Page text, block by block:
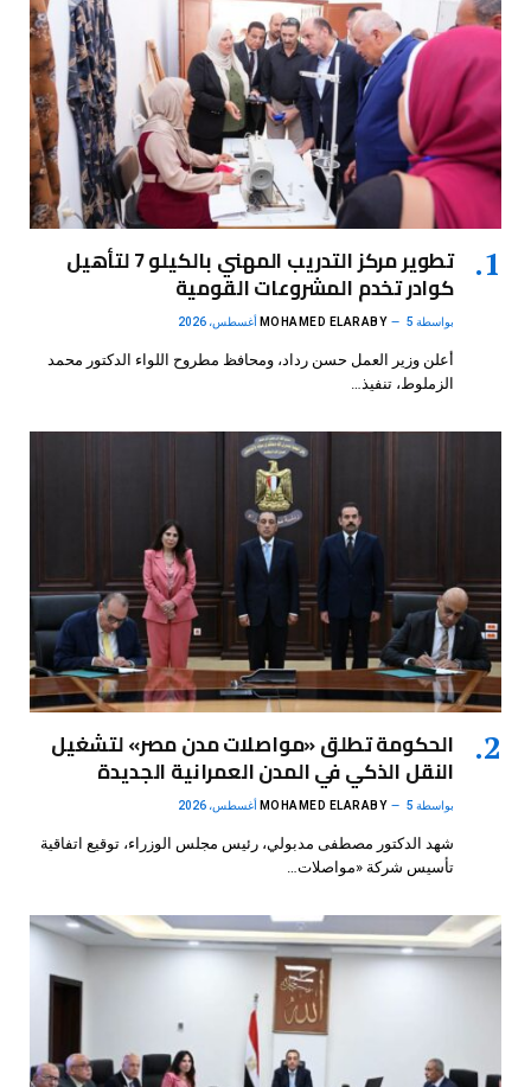
تطوير مركز التدريب المهني بالكيلو 7 لتأهيل
كوادر تخدم المشروعات القومية
بواسطة MOHAMED ELARABY 5 أغسطس، 2026
أعلن وزير العمل حسن رداد، ومحافظ مطروح اللواء الدكتور محمد
الزملوط، تنفيذ…
الحكومة تطلق «مواصلات مدن مصر» لتشغيل
النقل الذكي في المدن العمرانية الجديدة
بواسطة MOHAMED ELARABY 5 أغسطس، 2026
شهد الدكتور مصطفى مدبولي، رئيس مجلس الوزراء، توقيع اتفاقية
تأسيس شركة «مواصلات…